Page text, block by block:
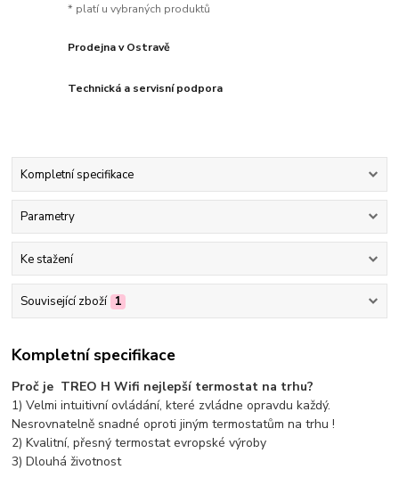
* platí u vybraných produktů
Prodejna v Ostravě
Technická a servisní podpora
Kompletní specifikace
Parametry
Ke stažení
Související zboží 1
Kompletní specifikace
Proč je TREO H Wifi nejlepší termostat na trhu?
1) Velmi intuitivní ovládání, které zvládne opravdu každý.
Nesrovnatelně snadné oproti jiným termostatům na trhu !
2) Kvalitní, přesný termostat evropské výroby
3) Dlouhá životnost